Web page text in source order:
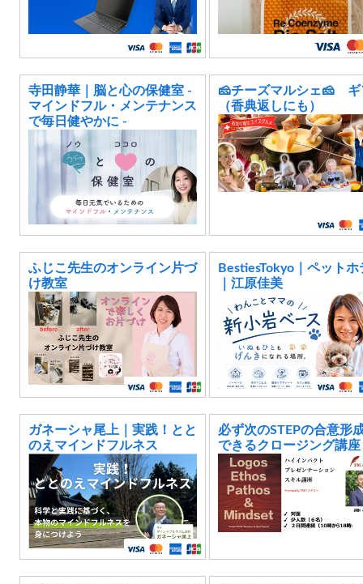
寺田静華｜脳と心の保健室 -
マインドフル・メンテナンス
で毎日健やかに -
🧀チーズマルシェ🧀 ギ
（香典返しにも）
ふじこ先生のオンライン片づ
け教室
BestiesTokyo｜ペットホ
｜江原佳美
ガネーシャ尾上｜実践！とと
のえマインドフルネス
必ず次のSTEPの合意形
できるクロージング講座